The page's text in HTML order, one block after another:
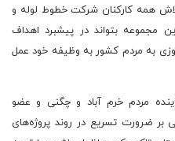
همه کارکنان شرکت خطوط لوله و
مجموعه بتواند در پیشبرد اهداف
به مردم کشور به وظیفه خود عمل
مردم خرم آباد و چگنی و عضو
ضرورت تسریع در روند پروژه‌های